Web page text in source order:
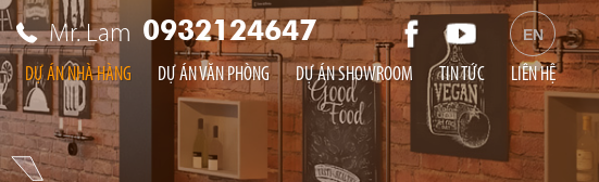
Mr. Lam 0932124647 EN
DỰ ÁN NHÀ HÀNG DỰ ÁN VĂN PHÒNG DỰ ÁN SHOWROOM TIN TỨC LIÊN HỆ